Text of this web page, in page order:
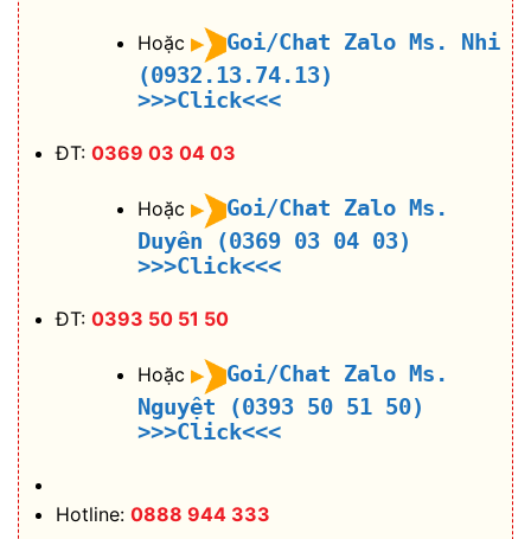
Hoặc
Goi/Chat Zalo Ms. Nhi
(0932.13.74.13)
>>>Click<<<
ĐT: 0369 03 04 03
Hoặc
Goi/Chat Zalo Ms.
Duyên (0369 03 04 03)
>>>Click<<<
ĐT: 0393 50 51 50
Hoặc
Goi/Chat Zalo Ms.
Nguyệt (0393 50 51 50)
>>>Click<<<
Hotline: 0888 944 333